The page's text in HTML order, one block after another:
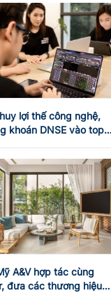
lợi thế công nghệ,
khoán DNSE vào top
A&V hợp tác cùng
đưa các thương hiệu